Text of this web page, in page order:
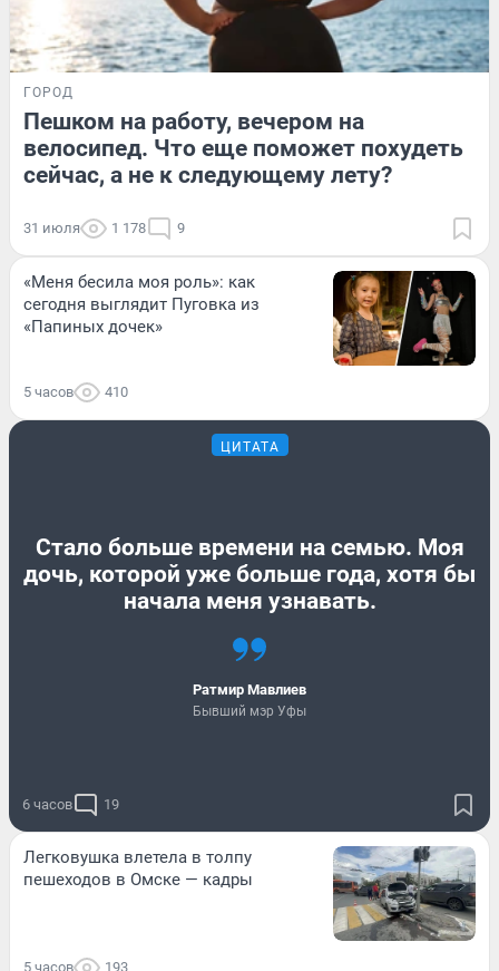
ГОРОД
Пешком на работу, вечером на
велосипед. Что еще поможет похудеть
сейчас, а не к следующему лету?
31 июля 1 178 9
«Меня бесила моя роль»: как
сегодня выглядит Пуговка из
«Папиных дочек»
5 часов 410
ЦИТАТА
Стало больше времени на семью. Моя
дочь, которой уже больше года, хотя бы
начала меня узнавать.
Ратмир Мавлиев
Бывший мэр Уфы
6 часов 19
Легковушка влетела в толпу
пешеходов в Омске — кадры
5 часов 193